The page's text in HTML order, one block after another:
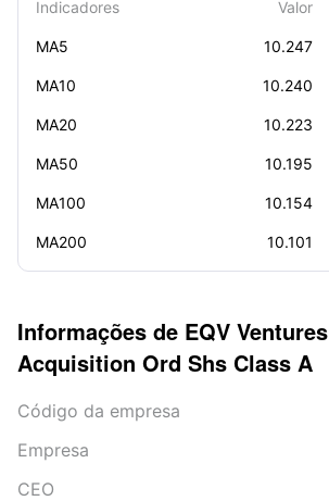
Indicadores Valor
MA5 10.247
MA10 10.240
MA20 10.223
MA50 10.195
MA100 10.154
MA200 10.101
Informações de EQV Ventures
Acquisition Ord Shs Class A
Código da empresa
Empresa
CEO